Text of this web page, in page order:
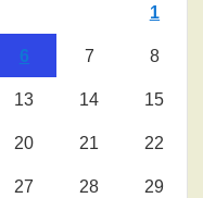
1
6 7 8
13 14 15
20 21 22
27 28 29